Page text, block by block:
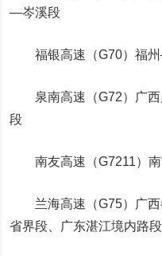
—岑溪段
福银高速（G70）福
泉南高速（G72）广西
段
南友高速（G7211）
兰海高速（G75）广
省界段、广东湛江境内路段